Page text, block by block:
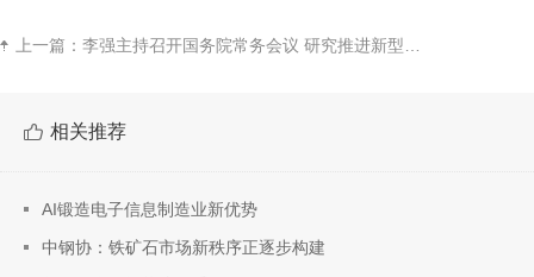
上一篇： 李强主持召开国务院常务会议 研究推进新型工业化有关工作、未来产业发展有关工作等
相关推荐
AI锻造电子信息制造业新优势
中钢协：铁矿石市场新秩序正逐步构建